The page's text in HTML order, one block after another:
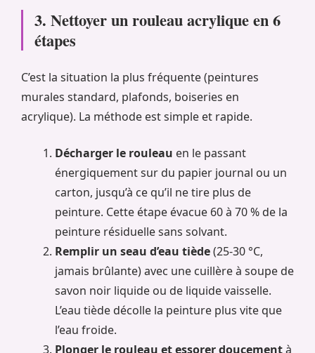
3. Nettoyer un rouleau acrylique en 6
étapes
C’est la situation la plus fréquente (peintures
murales standard, plafonds, boiseries en
acrylique). La méthode est simple et rapide.
Décharger le rouleau en le passant
énergiquement sur du papier journal ou un
carton, jusqu’à ce qu’il ne tire plus de
peinture. Cette étape évacue 60 à 70 % de la
peinture résiduelle sans solvant.
Remplir un seau d’eau tiède(25-30 °C,
jamais brûlante) avec une cuillère à soupe de
savon noir liquide ou de liquide vaisselle.
L’eau tiède décolle la peinture plus vite que
l’eau froide.
Plonger le rouleau et essorer doucementà